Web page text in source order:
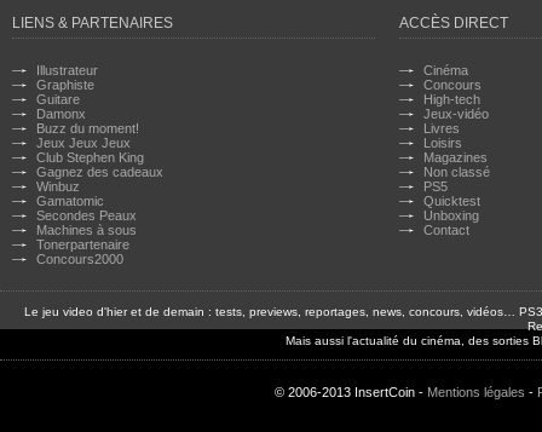
LIENS & PARTENAIRES
Illustrateur
Graphiste
Guitare
Damonx
Buzz du moment!
Jeux Jeux Jeux
Club Stephen King
Gagnez des cadeaux
Winbuz
Gamatomic
Secondes Peaux
Machines à sous
Tonerpartenaire
Concours2000
ACCÈS DIRECT
Cinéma
Concours
High-tech
Jeux-vidéo
Livres
Loisirs
Magazines
Non classé
PS5
Quicktest
Unboxing
Contact
Le jeu video d'hier et de demain : tests, previews, reportages, news, concours, vidéos…
Mais aussi l'actualité du cinéma, des sorties
© 2006-2013 InsertCoin - Mentions légales -